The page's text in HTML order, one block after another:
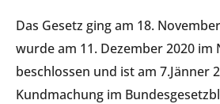
Das Gesetz ging am 18.
wurde am 11. Dezember 2020 im
beschlossen und ist am 7.Jänner
Kundmachung im